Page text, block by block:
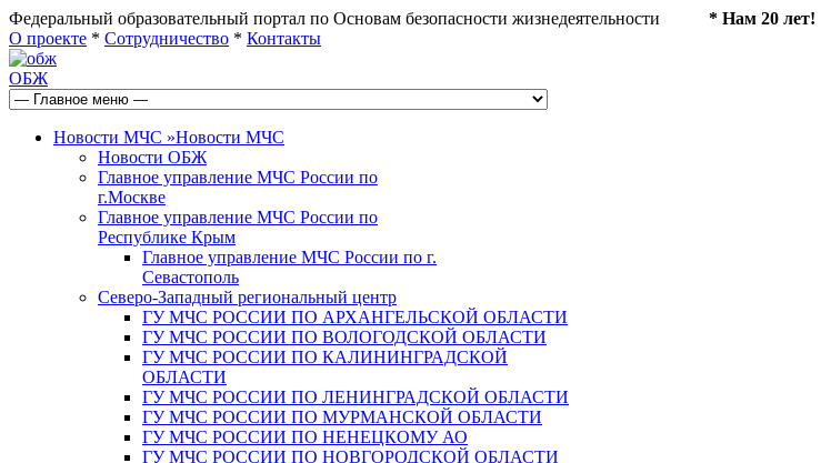
Федеральный образовательный портал по Основам безопасности жизнедеятельности * Нам 20 лет!
О проекте * Сотрудничество * Контакты
ОБЖ
Новости МЧС »Новости МЧС
Новости ОБЖ
Главное управление МЧС России по
г.Москве
Главное управление МЧС России по
Республике Крым
Главное управление МЧС России по г.
Севастополь
Северо-Западный региональный центр
ГУ МЧС РОССИИ ПО АРХАНГЕЛЬСКОЙ ОБЛАСТИ
ГУ МЧС РОССИИ ПО ВОЛОГОДСКОЙ ОБЛАСТИ
ГУ МЧС РОССИИ ПО КАЛИНИНГРАДСКОЙ
ОБЛАСТИ
ГУ МЧС РОССИИ ПО ЛЕНИНГРАДСКОЙ ОБЛАСТИ
ГУ МЧС РОССИИ ПО МУРМАНСКОЙ ОБЛАСТИ
ГУ МЧС РОССИИ ПО НЕНЕЦКОМУ АО
ГУ МЧС РОССИИ ПО НОВГОРОДСКОЙ ОБЛАСТИ